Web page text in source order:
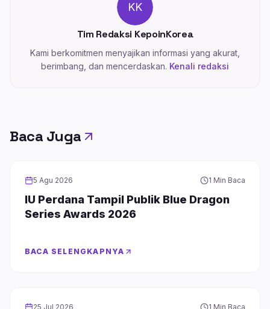
KK
Tim Redaksi KepoinKorea
Kami berkomitmen menyajikan informasi yang akurat,
berimbang, dan mencerdaskan. Kenali redaksi
Baca Juga
CELEBRITY
5 Agu 2026 1 Min Baca
IU Perdana Tampil Publik Blue Dragon
Series Awards 2026
BACA SELENGKAPNYA
CELEBRITY
25 Jul 2026 1 Min Baca